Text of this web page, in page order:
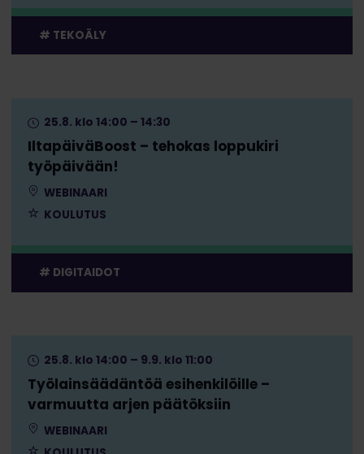
TEKOÄLY
IltapäiväBoost – tehokas loppukiri
työpäivään!
25.8. klo 14:00 – 14:30
WEBINAARI
KOULUTUS
DIGITAIDOT
Työlainsäädäntöä esihenkilöille –
varmuutta arjen päätöksiin
25.8. klo 14:00 – 9.9. klo 11:00
WEBINAARI